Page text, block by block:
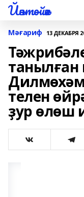
Йәнтөйәк
Мәғариф 13 ДЕКАБРЯ
танылған
телен
ҙур өлөш